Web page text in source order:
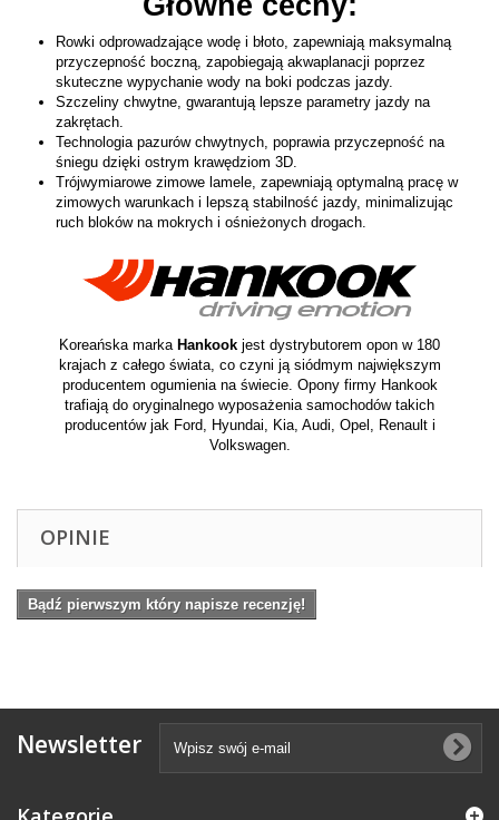
Rowki odprowadzające wodę i błoto, zapewniają maksymalną
przyczepność boczną, zapobiegają akwaplanacji poprzez
skuteczne wypychanie wody na boki podczas jazdy.
Szczeliny chwytne, gwarantują lepsze parametry jazdy na
zakrętach.
Technologia pazurów chwytnych, poprawia przyczepność na
śniegu dzięki ostrym krawędziom 3D.
Trójwymiarowe zimowe lamele, zapewniają optymalną pracę w
zimowych warunkach i lepszą stabilność jazdy, minimalizując
ruch bloków na mokrych i ośnieżonych drogach.
Koreańska marka Hankook jest dystrybutorem opon w 180
krajach z całego świata, co czyni ją siódmym największym
producentem ogumienia na świecie. Opony firmy Hankook
trafiają do oryginalnego wyposażenia samochodów takich
producentów jak Ford, Hyundai, Kia, Audi, Opel, Renault i
Volkswagen.
OPINIE
Bądź pierwszym który napisze recenzję!
Newsletter